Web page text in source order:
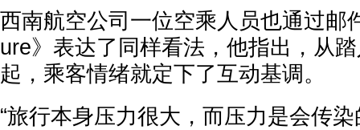
西南航空公司一位空乘人员也通过邮
ure》表达了同样看法，他指出，从
起，乘客情绪就定下了互动基调。
“旅行本身压力很大，而压力是会传染